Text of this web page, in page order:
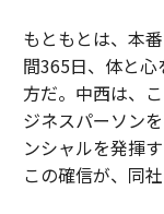
もともとは、本
間365日、体と
方だ。中西は、
ジネスパーソン
ンシャルを発揮
この確信が、同